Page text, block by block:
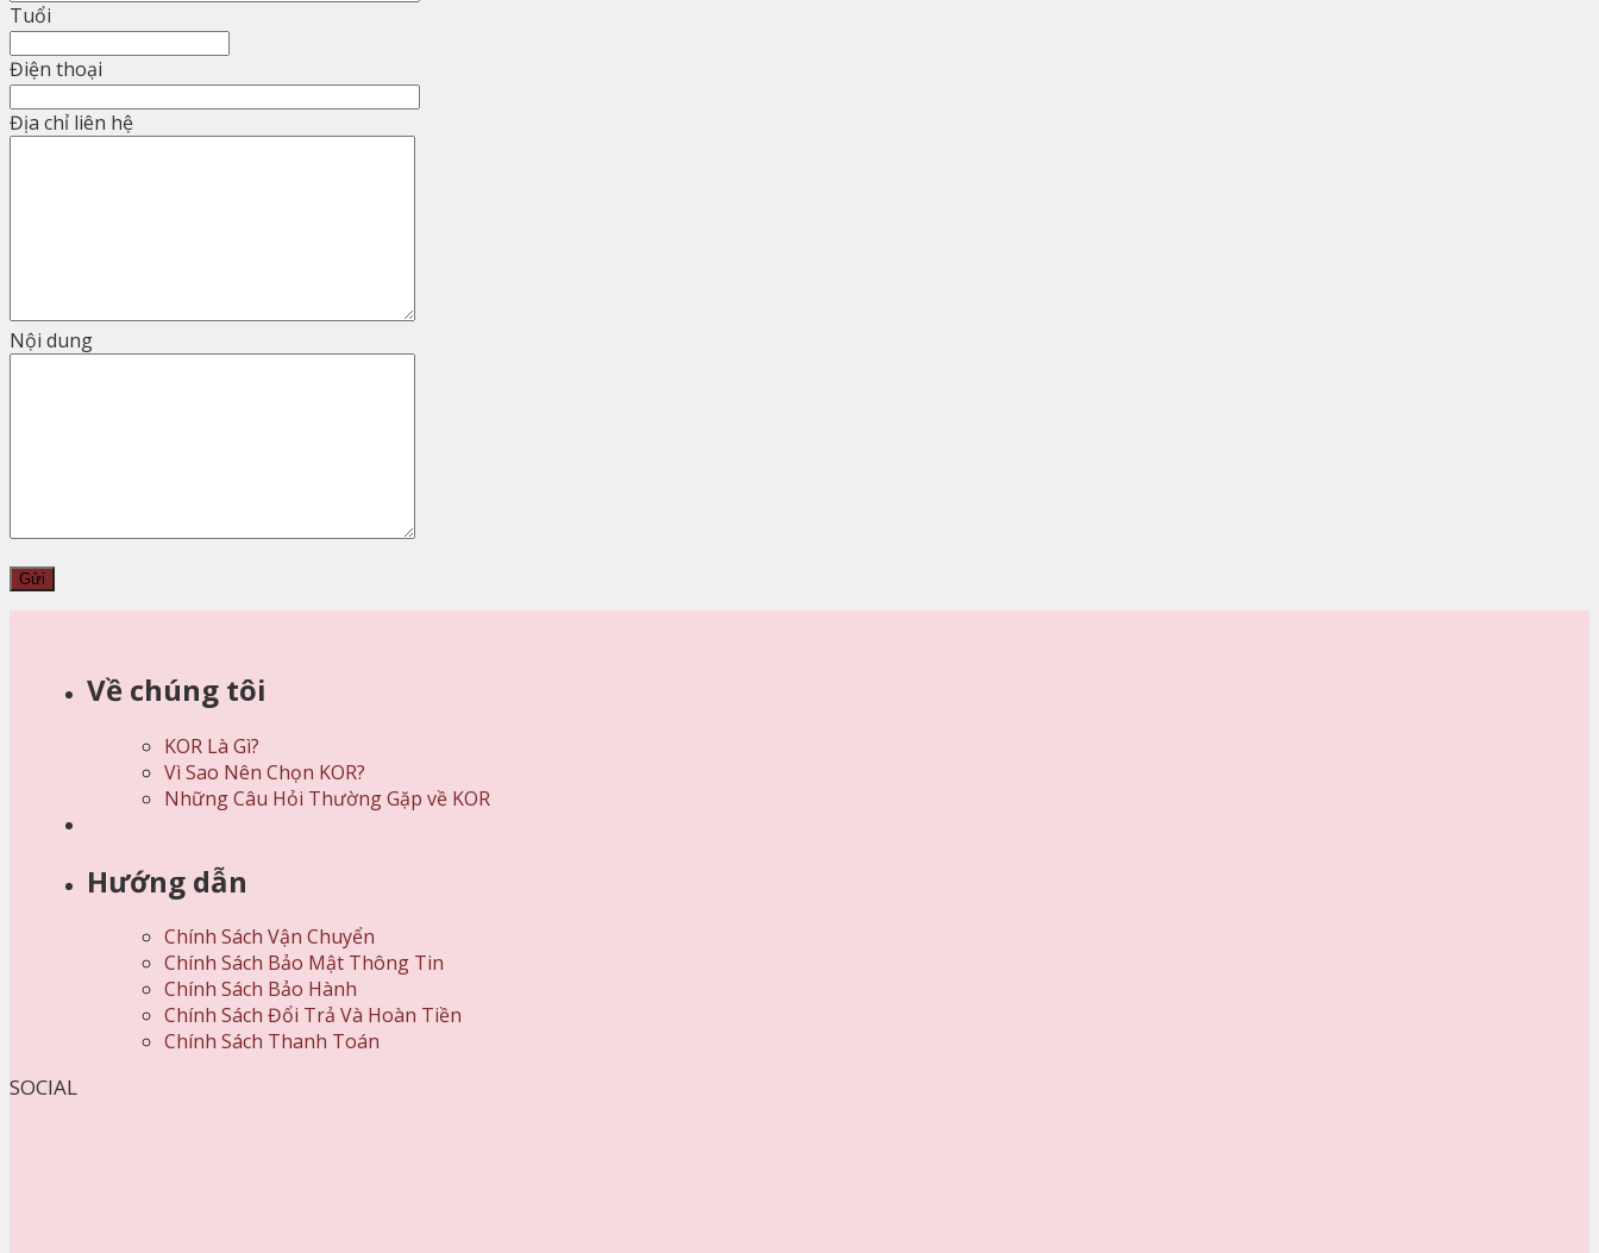
Tuổi
Điện thoại
Địa chỉ liên hệ
Nội dung
Về chúng tôi
KOR Là Gì?
Vì Sao Nên Chọn KOR?
Những Câu Hỏi Thường Gặp về KOR
Hướng dẫn
Chính Sách Vận Chuyển
Chính Sách Bảo Mật Thông Tin
Chính Sách Bảo Hành
Chính Sách Đổi Trả Và Hoàn Tiền
Chính Sách Thanh Toán
SOCIAL